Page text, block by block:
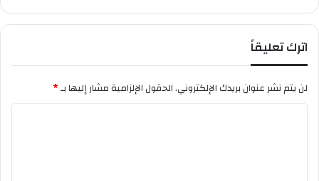
ة
اترك تعليقاً
لن يتم نشر عنوان بريدك الإلكتروني.الحقول الإلزامية مشار إليها بـ*